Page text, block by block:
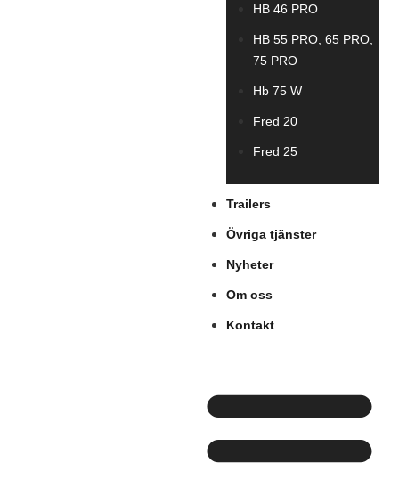
HB 46 PRO
HB 55 PRO, 65 PRO,
75 PRO
Hb 75 W
Fred 20
Fred 25
Trailers
Övriga tjänster
Nyheter
Om oss
Kontakt